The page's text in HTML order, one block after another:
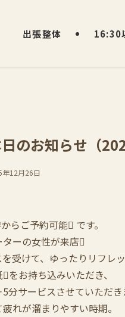
出張整体 16:30
のお知らせ（
年12月26日
らご予約可能 です。
ーの女性が来店
受けて、ゆったりリフレ
をお持ち込みいただき、
分サービスさせていただき
れが溜まりやすい時期。